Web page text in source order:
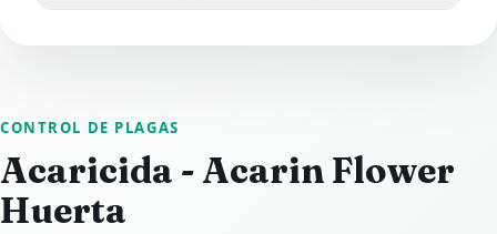
CONTROL DE PLAGAS
Acaricida - Acarin Flower
Huerta